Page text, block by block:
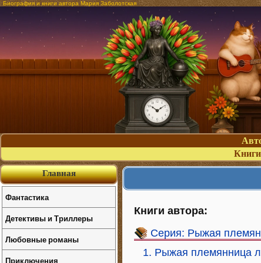
Биография и книги автора Мария Заболотская
Книги автора:
Серия: Рыжая
1. Рыжая племянница
Главная
Фантастика
Детективы и Триллеры
Любовные романы
Приключения